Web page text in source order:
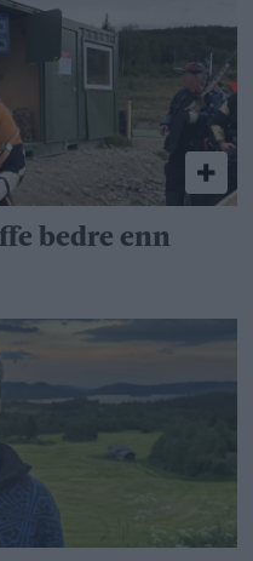
bedre enn